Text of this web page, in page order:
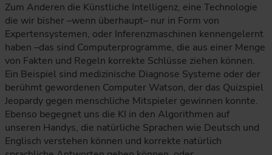
Zum Anderen die Künstliche Intelligenz, eine Technologie
die wir bisher –wenn überhaupt– nur in Form von
Expertensystemen, oder Inferenzmaschinen kennengelernt
haben –das sind Computerprogramme, die aus einer Menge
von Fakten und Regeln korrekte Schlüsse ziehen können.
Ein Beispiel sind medizinische Diagnose Systeme oder der
berühmt gewordenen Computer Watson, der das Quizspiel
Jeopardy gegen menschliche Mitspieler gewinnen konnte.
Ebenso begegnet uns die KI in den Algorithmen auf
unseren Handys, die natürliche Sprachen wie Deutsch und
Englisch verstehen können und korrekte natürlich